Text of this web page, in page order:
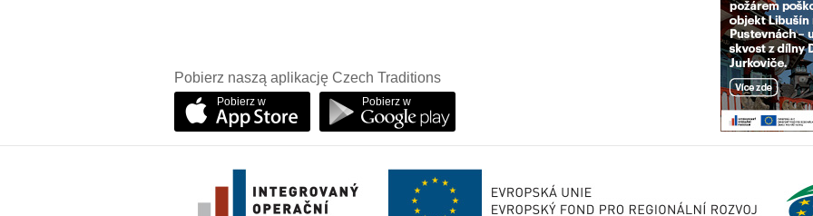
Pobierz naszą aplikację Czech Traditions
Pobierz w Pobierz w